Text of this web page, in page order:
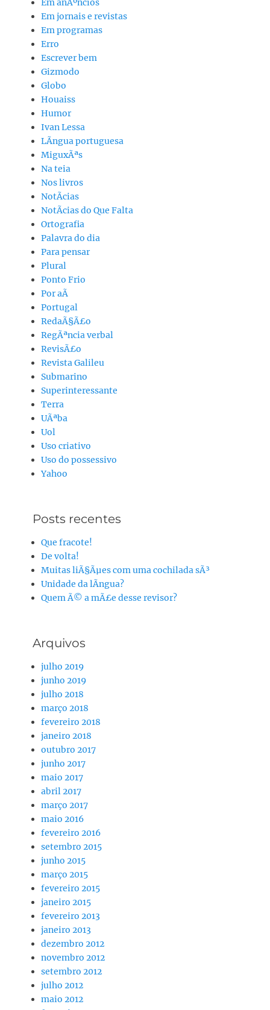
Em anÃºncios
Em jornais e revistas
Em programas
Erro
Escrever bem
Gizmodo
Globo
Houaiss
Humor
Ivan Lessa
LÃ­ngua portuguesa
MiguxÃªs
Na teia
Nos livros
NotÃ­cias
NotÃ­cias do Que Falta
Ortografia
Palavra do dia
Para pensar
Plural
Ponto Frio
Por aÃ­
Portugal
RedaÃ§Ã£o
RegÃªncia verbal
RevisÃ£o
Revista Galileu
Submarino
Superinteressante
Terra
UÃªba
Uol
Uso criativo
Uso do possessivo
Yahoo
Posts recentes
Que fracote!
De volta!
Muitas liÃ§Ãµes com uma cochilada sÃ³
Unidade da lÃ­ngua?
Quem Ã© a mÃ£e desse revisor?
Arquivos
julho 2019
junho 2019
julho 2018
março 2018
fevereiro 2018
janeiro 2018
outubro 2017
junho 2017
maio 2017
abril 2017
março 2017
maio 2016
fevereiro 2016
setembro 2015
junho 2015
março 2015
fevereiro 2015
janeiro 2015
fevereiro 2013
janeiro 2013
dezembro 2012
novembro 2012
setembro 2012
julho 2012
maio 2012